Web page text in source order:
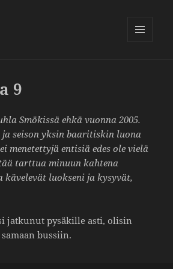
9
Smökissä ehkä vuonna 2005.
seison yksin baari­tiskin luona
mene­tet­tyjä entisiä edes ole vielä
tarttua minuun kahtena
käve­levät luok­seni ja kysyvät,
jatkunut pysä­kille asti, olisin
bussiin.